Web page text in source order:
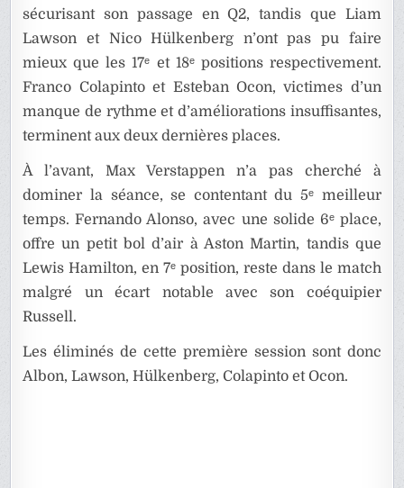
sécurisant son passage en Q2, tandis que Liam
Lawson et Nico Hülkenberg n’ont pas pu faire
mieux que les 17ᵉ et 18ᵉ positions respectivement.
Franco Colapinto et Esteban Ocon, victimes d’un
manque de rythme et d’améliorations insuffisantes,
terminent aux deux dernières places.
À l’avant, Max Verstappen n’a pas cherché à
dominer la séance, se contentant du 5ᵉ meilleur
temps. Fernando Alonso, avec une solide 6ᵉ place,
offre un petit bol d’air à Aston Martin, tandis que
Lewis Hamilton, en 7ᵉ position, reste dans le match
malgré un écart notable avec son coéquipier
Russell.
Les éliminés de cette première session sont donc
Albon, Lawson, Hülkenberg, Colapinto et Ocon.